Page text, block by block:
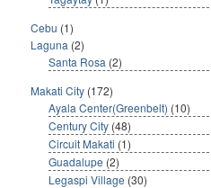
Cebu (1)
Laguna (2)
Santa Rosa (2)
Makati City (172)
Ayala Center(Greenbelt) (10)
Century City (48)
Circuit Makati (1)
Guadalupe (2)
Legaspi Village (30)